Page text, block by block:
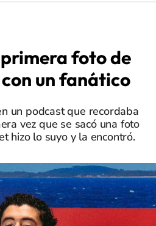
foto de
un fanático
un podcast que recordaba
vez que se sacó una foto
hizo lo suyo y la encontró.